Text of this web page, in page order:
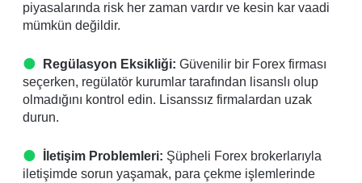
piyasalarında risk her zaman vardır ve kesin kar vaadi
mümkün değildir.
Regülasyon Eksikliği: Güvenilir bir Forex firması
seçerken, regülatör kurumlar tarafından lisanslı olup
olmadığını kontrol edin. Lisanssız firmalardan uzak
durun.
İletişim Problemleri: Şüpheli Forex brokerlarıyla
iletişimde sorun yaşamak, para çekme işlemlerinde